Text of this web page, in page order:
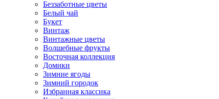
Беззаботные цветы
Белый чай
Букет
Винтаж
Винтажные цветы
Волшебные фрукты
Восточная коллекция
Домики
Зимние ягоды
Зимний городок
Избранная классика